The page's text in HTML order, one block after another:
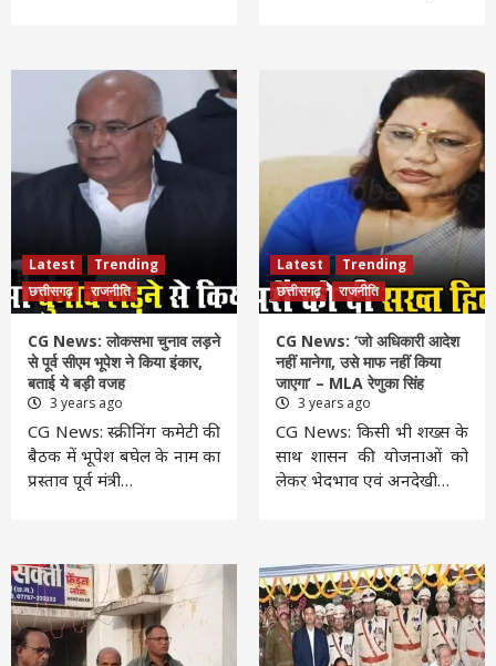
Latest
Trending
छत्तीसगढ़
राजनीति
CG News: लोकसभा चुनाव लड़ने
से पूर्व सीएम भूपेश ने किया इंकार,
बताई ये बड़ी वजह
3 years ago
CG News: स्क्रीनिंग कमेटी की
बैठक में भूपेश बघेल के नाम का
प्रस्ताव पूर्व मंत्री…
Latest
Trending
छत्तीसगढ़
राजनीति
CG News: ‘जो अधिकारी आदेश
नहीं मानेगा, उसे माफ नहीं किया
जाएगा’ – MLA रेणुका सिंह
3 years ago
CG News: किसी भी शख्स के
साथ शासन की योजनाओं को
लेकर भेदभाव एवं अनदेखी…